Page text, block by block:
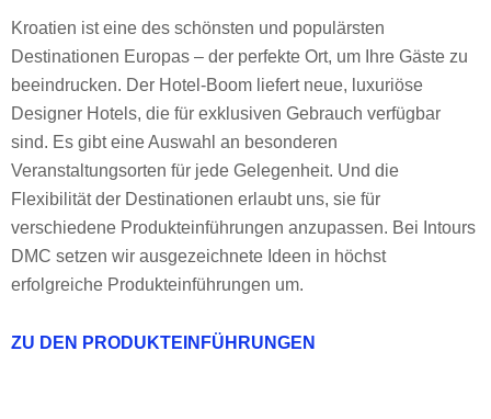
Kroatien ist eine des schönsten und populärsten
Destinationen Europas – der perfekte Ort, um Ihre Gäste zu
beeindrucken. Der Hotel-Boom liefert neue, luxuriöse
Designer Hotels, die für exklusiven Gebrauch verfügbar
sind. Es gibt eine Auswahl an besonderen
Veranstaltungsorten für jede Gelegenheit. Und die
Flexibilität der Destinationen erlaubt uns, sie für
verschiedene Produkteinführungen anzupassen. Bei Intours
DMC setzen wir ausgezeichnete Ideen in höchst
erfolgreiche Produkteinführungen um.
ZU DEN PRODUKTEINFÜHRUNGEN